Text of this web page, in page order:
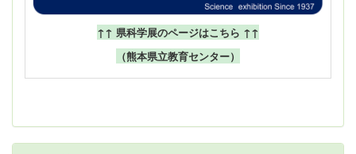
↑↑ 県科学展のページはこちら ↑↑
（熊本県立教育センター）